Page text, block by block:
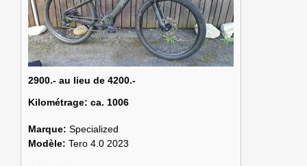
2900.- au lieu de 4200.-
Kilométrage: ca. 1006
Marque: Specialized
Modèle: Tero 4.0 2023